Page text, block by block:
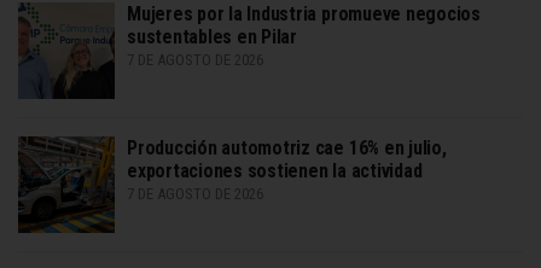
Mujeres por la Industria promueve negocios
sustentables en Pilar
7 DE AGOSTO DE 2026
Producción automotriz cae 16% en julio,
exportaciones sostienen la actividad
7 DE AGOSTO DE 2026